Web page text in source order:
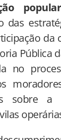
das
da
Pública
no
sobre a